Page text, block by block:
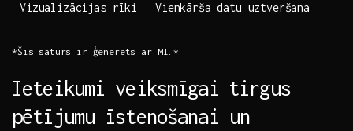
Vizualizācijas rīki Vienkārša datu uztveršana
*Šis saturs ir ģenerēts ar MI.*
Ieteikumi veiksmīgai ⁢tirgus
pētījumu īstenošanai un